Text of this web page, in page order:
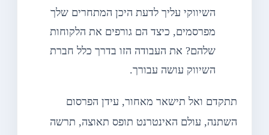
השיווקי עליך לדעת היכן המתחרים שלך
מפרסמים, כיצד הם גורפים את הלקוחות
שלהם? את העבודה הזו בדרך כלל חברת
השיווק עושה עבורך.
תתקדם ואל תישאר מאחור, עידן הפרסום
השתנה, עולם האינטרנט תופס תאוצה, תרשה